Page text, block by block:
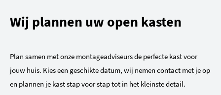
Wij plannen uw open kasten
Plan samen met onze montageadviseurs de perfecte kast voor
jouw huis. Kies een geschikte datum, wij nemen contact met je op
en plannen je kast stap voor stap tot in het kleinste detail.